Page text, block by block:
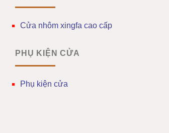
Cửa nhôm xingfa cao cấp
PHỤ KIỆN CỬA
Phụ kiện cửa